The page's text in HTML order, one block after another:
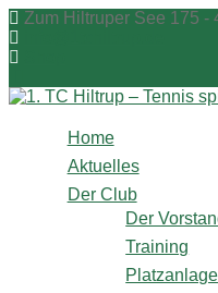
Zum
Inhalt
springen
Zum Hiltruper See 175 -
Home
Aktuelles
Der Club
Der
Training
Platzanlage